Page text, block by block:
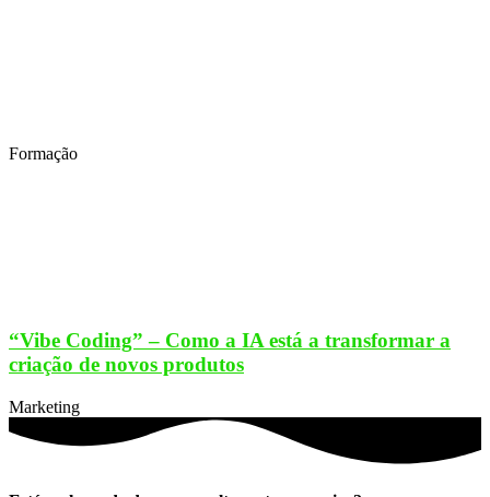
Formação
“Vibe Coding” – Como a IA está a transformar a
criação de novos produtos
Marketing